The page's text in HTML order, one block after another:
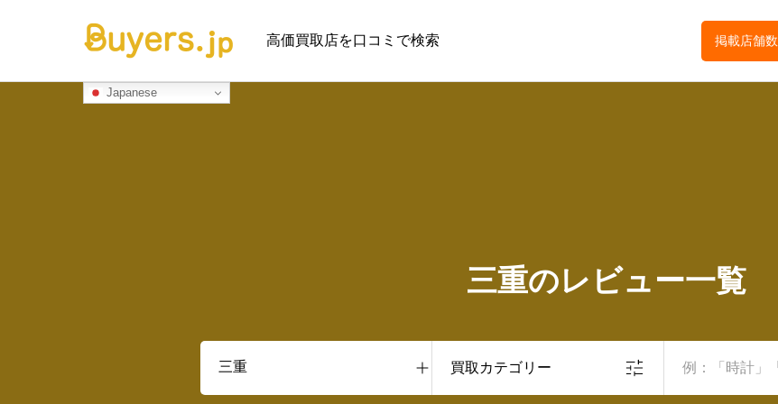
高価買取店を口コミで検索 掲載店舗数
Japanese
三重のレビュー一覧
買取カテゴリー